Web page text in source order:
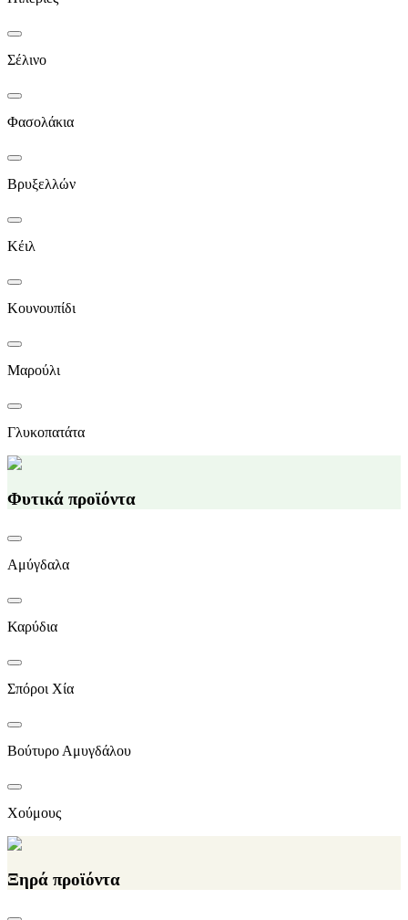
Σέλινο
Φασολάκια
Βρυξελλών
Κέιλ
Κουνουπίδι
Μαρούλι
Γλυκοπατάτα
Φυτικά προϊόντα
Αμύγδαλα
Καρύδια
Σπόροι Χία
Βούτυρο Αμυγδάλου
Χούμους
Ξηρά προϊόντα